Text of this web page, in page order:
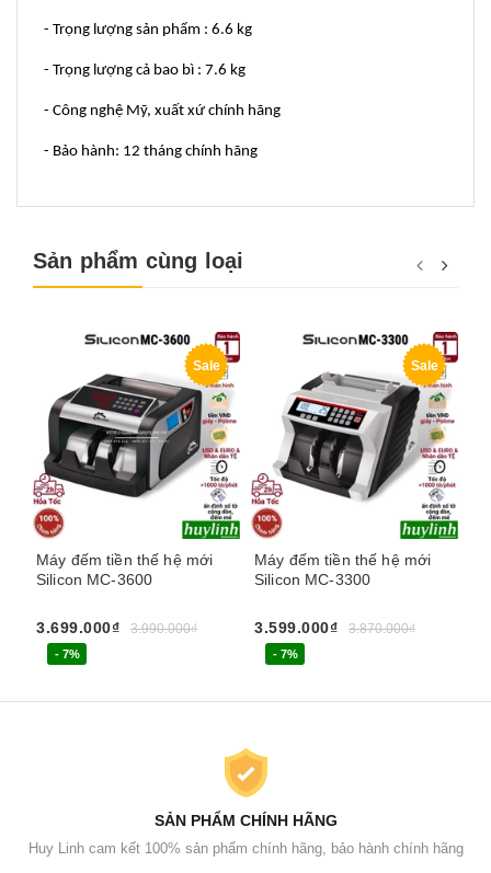
- Trọng lượng sản phẩm : 6.6 kg
- Trọng lượng cả bao bì : 7.6 kg
- Công nghệ Mỹ, xuất xứ chính hãng
- Bảo hành: 12 tháng chính hãng
Sản phẩm cùng loại
Sale
Máy đếm tiền thế hệ mới
Silicon MC-3600
3.699.000₫ 3.990.000₫
- 7%
Sale
Máy đếm tiền thế hệ mới
Silicon MC-3300
3.599.000₫ 3.870.000₫
- 7%
SẢN PHẨM CHÍNH HÃNG
Huy Linh cam kết 100% sản phẩm chính hãng, bảo hành chính hãng